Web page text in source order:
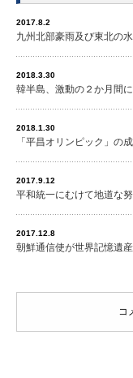
2017.8.2
九州北部豪雨及び東北の
2018.3.30
韓半島、激動の２か月間
2018.1.30
「平昌オリンピック」の
2017.9.12
平和統一にむけて地道な
2017.12.8
朝鮮通信使が世界記憶遺
コ